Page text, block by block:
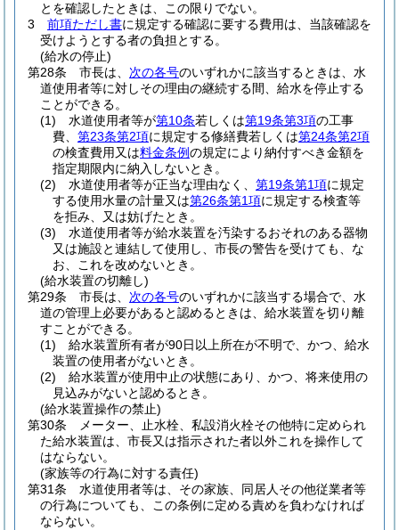
とを確認したときは、この限りでない。
3
前項ただし書に規定する確認に要する費用は、当該確認を
受けようとする者の負担とする。
(給水の停止)
第28条
市長は、 次の各号のいずれかに該当するときは、水
道使用者等に対しその理由の継続する間、給水を停止する
ことができる。
(1)
水道使用者等が第10条若しくは第19条第3項の工事
費、 第23条第2項に規定する修繕費若しくは第24条第2項
の検査費用又は料金条例の規定により納付すべき金額を
指定期限内に納入しないとき。
(2)
水道使用者等が正当な理由なく、 第19条第1項に規定
する使用水量の計量又は第26条第1項に規定する検査等
を拒み、又は妨げたとき。
(3)
水道使用者等が給水装置を汚染するおそれのある器物
又は施設と連結して使用し、市長の警告を受けても、な
お、これを改めないとき。
(給水装置の切離し)
第29条
市長は、 次の各号のいずれかに該当する場合で、水
道の管理上必要があると認めるときは、給水装置を切り離
すことができる。
(1)
給水装置所有者が90日以上所在が不明で、かつ、給水
装置の使用者がないとき。
(2)
給水装置が使用中止の状態にあり、かつ、将来使用の
見込みがないと認めるとき。
(給水装置操作の禁止)
第30条
メーター、止水栓、私設消火栓その他特に定められ
た給水装置は、市長又は指示された者以外これを操作して
はならない。
(家族等の行為に対する責任)
第31条
水道使用者等は、その家族、同居人その他従業者等
の行為についても、この条例に定める責めを負わなければ
ならない。